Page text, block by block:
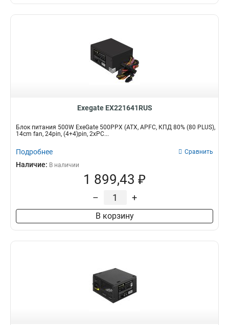
Exegate EX221641RUS
Блок питания 500W ExeGate 500PPX (ATX, APFC, КПД 80% (80 PLUS),
14cm fan, 24pin, (4+4)pin, 2xPC...
Подробнее Сравнить
Наличие: В наличии
1 899,43 ₽
– +
В корзину